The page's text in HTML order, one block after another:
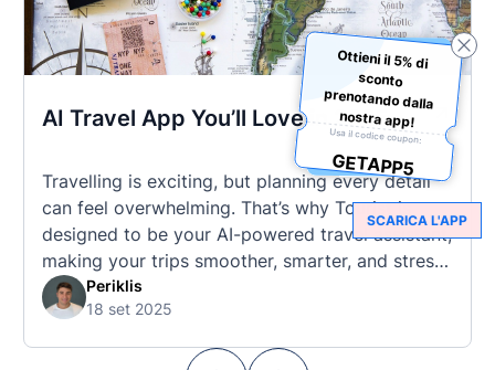
AI Travel App You’ll Love in 2025
Travelling is exciting, but planning every detail
can feel overwhelming. That’s why Tourist is
designed to be your AI-powered travel assistant,
making your trips smoother, smarter, and stress-
free. 🧭 What Makes the Tourist App Unique?
Unlike standard travel apps, Tourist combines
Periklis
18 set 2025
Ottieni il 5% di
sconto
prenotando dalla
nostra app!
Usa il codice coupon:
GETAPP5
SCARICA L'APP